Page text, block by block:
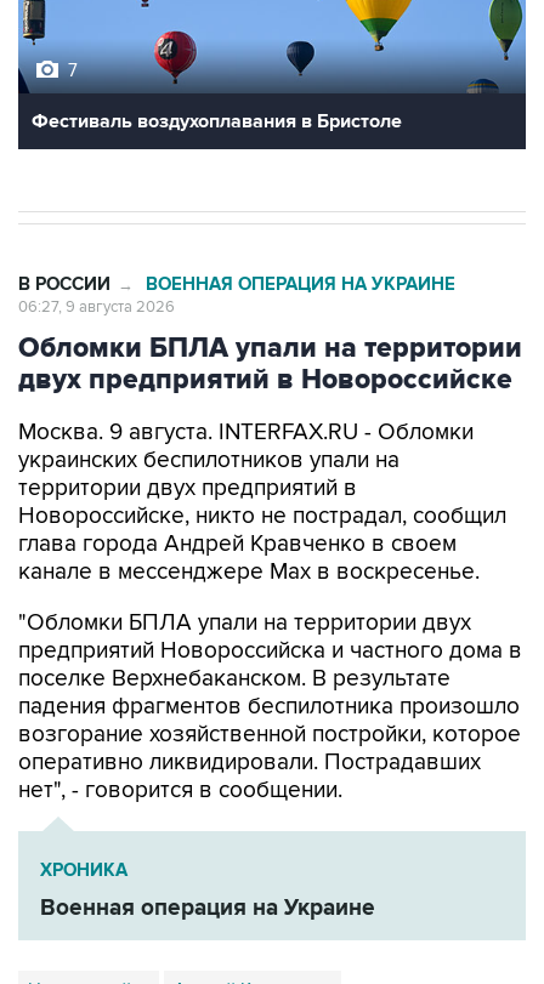
7
Фестиваль воздухоплавания в Бристоле
В РОССИИ → ВОЕННАЯ ОПЕРАЦИЯ НА УКРАИНЕ
06:27, 9 августа 2026
Обломки БПЛА упали на территории
двух предприятий в Новороссийске
Москва. 9 августа. INTERFAX.RU - Обломки
украинских беспилотников упали на
территории двух предприятий в
Новороссийске, никто не пострадал, сообщил
глава города Андрей Кравченко в своем
канале в мессенджере Max в воскресенье.
"Обломки БПЛА упали на территории двух
предприятий Новороссийска и частного дома в
поселке Верхнебаканском. В результате
падения фрагментов беспилотника произошло
возгорание хозяйственной постройки, которое
оперативно ликвидировали. Пострадавших
нет", - говорится в сообщении.
ХРОНИКА
Военная операция на Украине